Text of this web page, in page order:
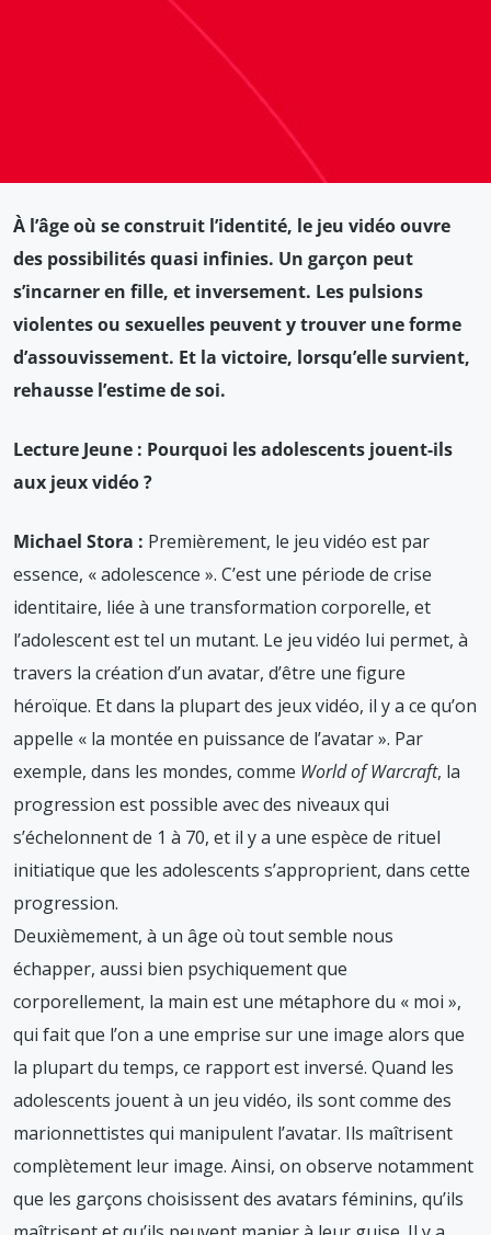
À l’âge où se construit l’identité, le jeu vidéo ouvre
des possibilités quasi infinies. Un garçon peut
s’incarner en fille, et inversement. Les pulsions
violentes ou sexuelles peuvent y trouver une forme
d’assouvissement. Et la victoire, lorsqu’elle survient,
rehausse l’estime de soi.
Lecture Jeune : Pourquoi les adolescents jouent-ils
aux jeux vidéo ?
Michael Stora : Premièrement, le jeu vidéo est par
essence, « adolescence ». C’est une période de crise
identitaire, liée à une transformation corporelle, et
l’adolescent est tel un mutant. Le jeu vidéo lui permet, à
travers la création d’un avatar, d’être une figure
héroïque. Et dans la plupart des jeux vidéo, il y a ce qu’on
appelle « la montée en puissance de l’avatar ». Par
exemple, dans les mondes, comme World of Warcraft, la
progression est possible avec des niveaux qui
s’échelonnent de 1 à 70, et il y a une espèce de rituel
initiatique que les adolescents s’approprient, dans cette
progression.
Deuxièmement, à un âge où tout semble nous
échapper, aussi bien psychiquement que
corporellement, la main est une métaphore du « moi »,
qui fait que l’on a une emprise sur une image alors que
la plupart du temps, ce rapport est inversé. Quand les
adolescents jouent à un jeu vidéo, ils sont comme des
marionnettistes qui manipulent l’avatar. Ils maîtrisent
complètement leur image. Ainsi, on observe notamment
que les garçons choisissent des avatars féminins, qu’ils